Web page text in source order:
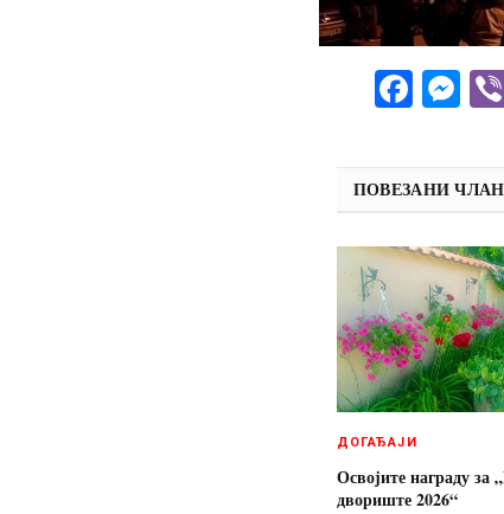
ПОВЕЗАНИ
ДОГАЂАЈИ
Освојите награду за
двориште 2026“